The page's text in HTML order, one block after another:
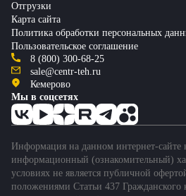
Отгрузки
Карта сайта
Политика обработки персональных
Пользовательское соглашение
8 (800) 300-68-25
sale@centr-teh.ru
Кемерово
Мы в соцсетях
Информация на данном интернет-сайте
информационный (ознакомительный)
условиях не является публичной
положениями Статьи 437